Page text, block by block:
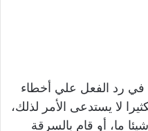
في رد الفعل علي أخطاء
لا يستدعى الأمر لذلك،
ما، أو قام بالسرقة